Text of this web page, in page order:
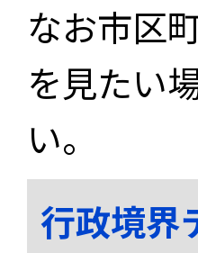
なお市区
を見たい
い。
行政境界